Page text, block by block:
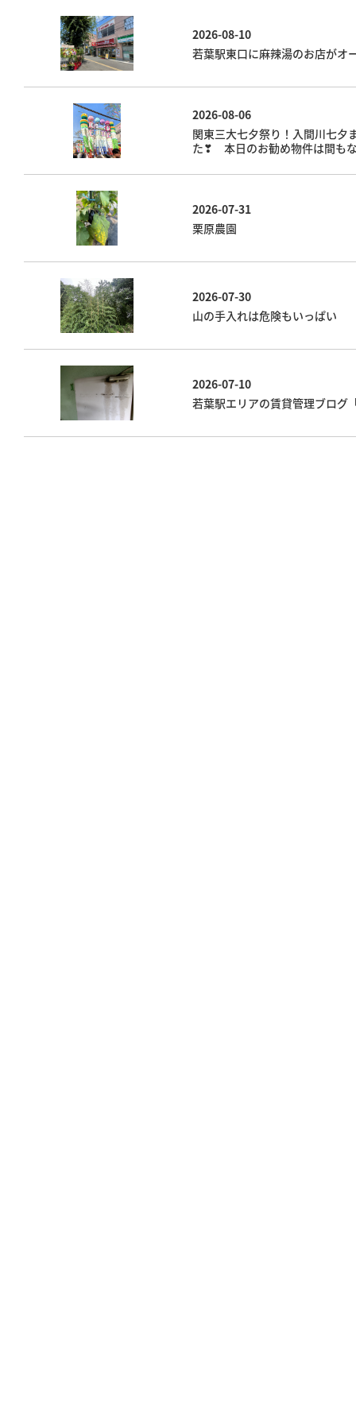
2026-08-10
若葉駅東口に麻辣湯のお店がオ
2026-08-06
関東三大七夕祭り！入間川七
た❣ 本日のお勧め物件は間も
2026-07-31
栗原農園
2026-07-30
山の手入れは危険もいっぱい
2026-07-10
若葉駅エリアの賃貸管理ブログ